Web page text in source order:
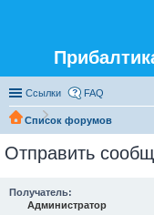
Ссылки FAQ
Список форумов
Отправить
Получатель:
Администратор